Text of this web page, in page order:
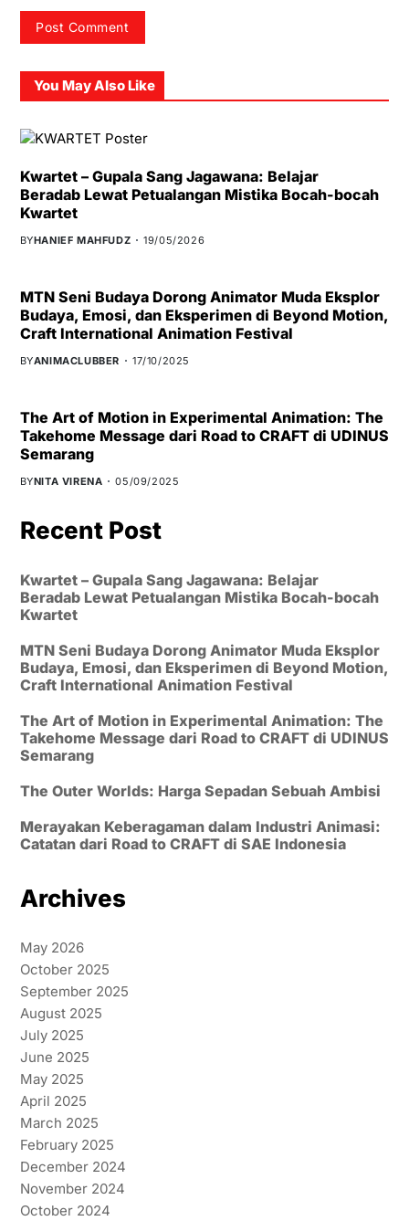
You May Also Like
Kwartet – Gupala Sang Jagawana: Belajar
Beradab Lewat Petualangan Mistika Bocah-bocah
Kwartet
BYHANIEF MAHFUDZ 19/05/2026
MTN Seni Budaya Dorong Animator Muda Eksplor
Budaya, Emosi, dan Eksperimen di Beyond Motion,
Craft International Animation Festival
BYANIMACLUBBER 17/10/2025
The Art of Motion in Experimental Animation: The
Takehome Message dari Road to CRAFT di UDINUS
Semarang
BYNITA VIRENA 05/09/2025
Recent Post
Kwartet – Gupala Sang Jagawana: Belajar
Beradab Lewat Petualangan Mistika Bocah-bocah
Kwartet
MTN Seni Budaya Dorong Animator Muda Eksplor
Budaya, Emosi, dan Eksperimen di Beyond Motion,
Craft International Animation Festival
The Art of Motion in Experimental Animation: The
Takehome Message dari Road to CRAFT di UDINUS
Semarang
The Outer Worlds: Harga Sepadan Sebuah Ambisi
Merayakan Keberagaman dalam Industri Animasi:
Catatan dari Road to CRAFT di SAE Indonesia
Archives
May 2026
October 2025
September 2025
August 2025
July 2025
June 2025
May 2025
April 2025
March 2025
February 2025
December 2024
November 2024
October 2024